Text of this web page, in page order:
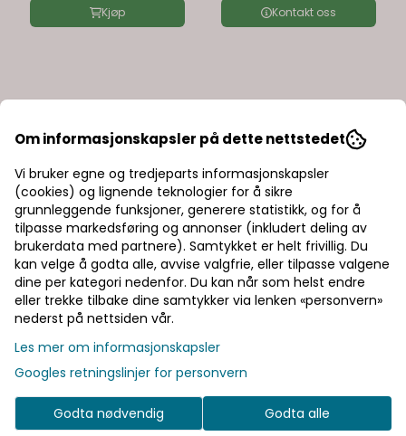
Kjøp Kontakt oss
Om informasjonskapsler på dette nettstedet
Vi bruker egne og tredjeparts informasjonskapsler
(cookies) og lignende teknologier for å sikre
grunnleggende funksjoner, generere statistikk, og for å
tilpasse markedsføring og annonser (inkludert deling av
brukerdata med partnere). Samtykket er helt frivillig. Du
kan velge å godta alle, avvise valgfrie, eller tilpasse valgene
dine per kategori nedenfor. Du kan når som helst endre
eller trekke tilbake dine samtykker via lenken «personvern»
nederst på nettsiden vår.
Les mer om informasjonskapsler
Googles retningslinjer for personvern
Godta nødvendig Godta alle